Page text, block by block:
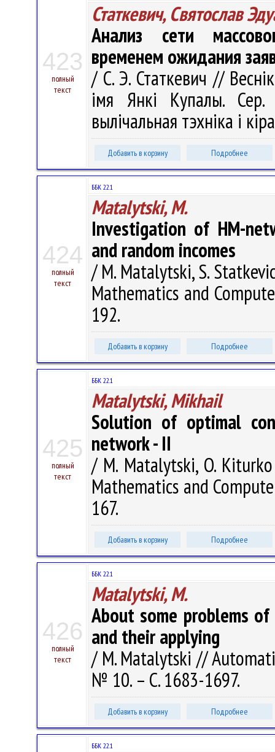
423
полный
текст
Статкевич, Святослав
Анализ сети
временем ожидания
/ С. Э. Статкевич //
імя Янкі Купалы. Сер.
вылічальная тэхніка і
Добавить в корзину Подробнее
424
полный
текст
ББК 22.1
Matalytski, M.
Investigation of HM-
and random incomes
/ M. Matalytski, S.
Mathematics and
192.
Добавить в корзину Подробнее
425
полный
текст
ББК 22.1
Matalytski, Mikhail
Solution of optimal
network - II
/ M. Matalytski, O.
Mathematics and
167.
Добавить в корзину Подробнее
426
полный
текст
ББК 22.1
Matalytski, M.
About some problems
and their applying
/ M. Matalytski //
№ 10. – С. 1683-1697.
Добавить в корзину Подробнее
ББК 22.1